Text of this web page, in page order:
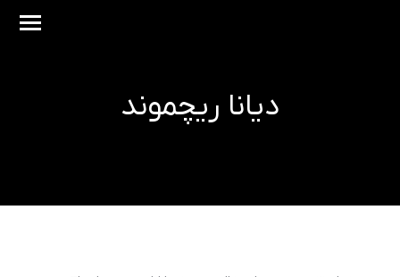
دیانا ریچموند